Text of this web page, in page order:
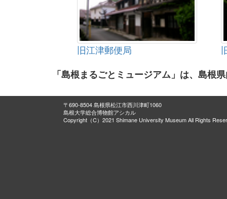
旧江津郵便局
「島根まるごとミュージアム」は、島根
〒690-8504 島根県松江市西川津町1060
島根大学総合博物館アシカル
Copyright（C）2021 Shimane University Museum All Rights